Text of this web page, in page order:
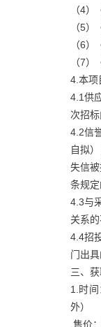
（4
（5
（6
（7
4.本项
4.1供
次招标
4.2信
自拟
失信
条规定
4.3与
关系
4.4招
门出
三、
1.时
外）
.售价